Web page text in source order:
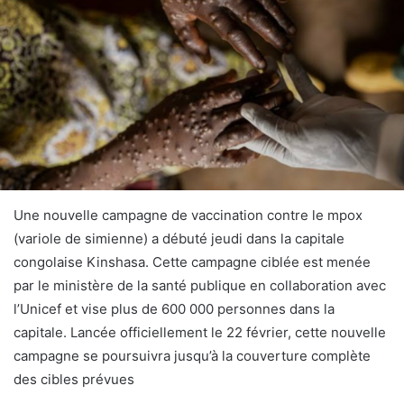
Une nouvelle campagne de vaccination contre le mpox
(variole de simienne) a débuté jeudi dans la capitale
congolaise Kinshasa. Cette campagne ciblée est menée
par le ministère de la santé publique en collaboration avec
l’Unicef et vise plus de 600 000 personnes dans la
capitale. Lancée officiellement le 22 février, cette nouvelle
campagne se poursuivra jusqu’à la couverture complète
des cibles prévues